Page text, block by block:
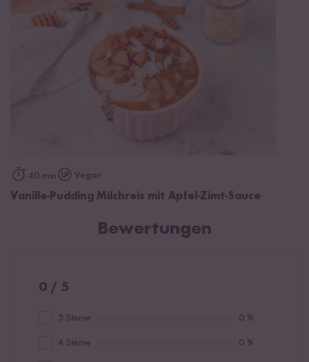
40 min Vegan
Vanille-Pudding Milchreis mit Apfel-Zimt-Sauce
Bewertungen
0 / 5
5 Sterne 0 %
4 Sterne 0 %